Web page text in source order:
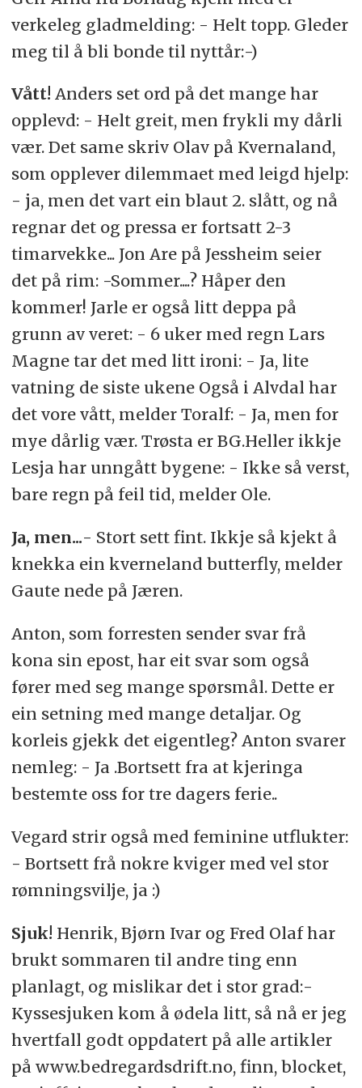
verkeleg gladmelding: - Helt topp. Gleder
meg til å bli bonde til nyttår:-)
Vått! Anders set ord på det mange har
opplevd: - Helt greit, men frykli my dårli
vær. Det same skriv Olav på Kvernaland,
som opplever dilemmaet med leigd hjelp:
- ja, men det vart ein blaut 2. slått, og nå
regnar det og pressa er fortsatt 2-3
timarvekke... Jon Are på Jessheim seier
det på rim: -Sommer....? Håper den
kommer! Jarle er også litt deppa på
grunn av veret: - 6 uker med regn Lars
Magne tar det med litt ironi: - Ja, lite
vatning de siste ukene Også i Alvdal har
det vore vått, melder Toralf: - Ja, men for
mye dårlig vær. Trøsta er BG.Heller ikkje
Lesja har unngått bygene: - Ikke så verst,
bare regn på feil tid, melder Ole.
Ja, men...- Stort sett fint. Ikkje så kjekt å
knekka ein kverneland butterfly, melder
Gaute nede på Jæren.
Anton, som forresten sender svar frå
kona sin epost, har eit svar som også
fører med seg mange spørsmål. Dette er
ein setning med mange detaljar. Og
korleis gjekk det eigentleg? Anton svarer
nemleg: - Ja .Bortsett fra at kjeringa
bestemte oss for tre dagers ferie..
Vegard strir også med feminine utflukter:
- Bortsett frå nokre kviger med vel stor
rømningsvilje, ja :)
Sjuk! Henrik, Bjørn Ivar og Fred Olaf har
brukt sommaren til andre ting enn
planlagt, og mislikar det i stor grad:-
Kyssesjuken kom å ødela litt, så nå er jeg
hvertfall godt oppdatert på alle artikler
på www.bedregardsdrift.no, finn, blocket,